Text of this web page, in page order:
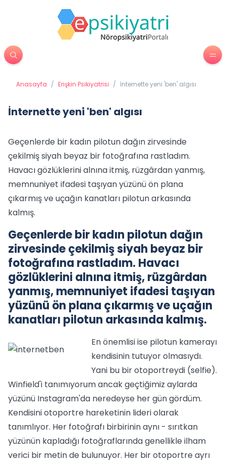
Anasayfa / Erişkin Psikiyatrisi / İnternette yeni 'ben' algısı
İnternette yeni 'ben' algısı
Geçenlerde bir kadın pilotun dağın zirvesinde
çekilmiş siyah beyaz bir fotoğrafına rastladım.
Havacı gözlüklerini alnına itmiş, rüzgârdan yanmış,
memnuniyet ifadesi taşıyan yüzünü ön plana
çıkarmış ve uçağın kanatları pilotun arkasında
kalmış.
Geçenlerde bir kadın pilotun dağın
zirvesinde çekilmiş siyah beyaz bir
fotoğrafına rastladım. Havacı
gözlüklerini alnına itmiş, rüzgârdan
yanmış, memnuniyet ifadesi taşıyan
yüzünü ön plana çıkarmış ve uçağın
kanatları pilotun arkasında kalmış.
En önemlisi ise pilotun kamerayı
kendisinin tutuyor olmasıydı.
Yani bu bir otoportreydi (selfie).
Winfield'i tanımıyorum ancak geçtiğimiz aylarda
yüzünü Instagram'da neredeyse her gün gördüm.
Kendisini otoportre hareketinin lideri olarak
tanımlıyor. Her fotoğrafı birbirinin aynı - sırıtkan
yüzünün kapladığı fotoğraflarında genellikle ilham
verici bir metin de bulunuyor. Her bir otoportre ayrı